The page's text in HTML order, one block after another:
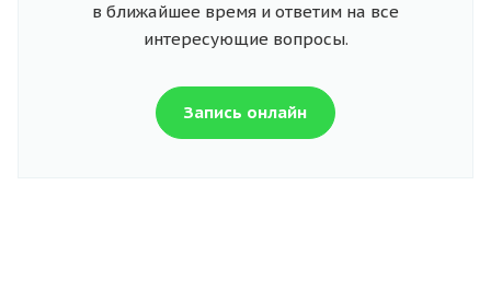
в ближайшее время и ответим на все
интересующие вопросы.
Запись онлайн